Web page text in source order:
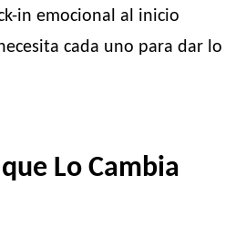
in emocional al inicio
cada uno para dar lo
Lo Cambia